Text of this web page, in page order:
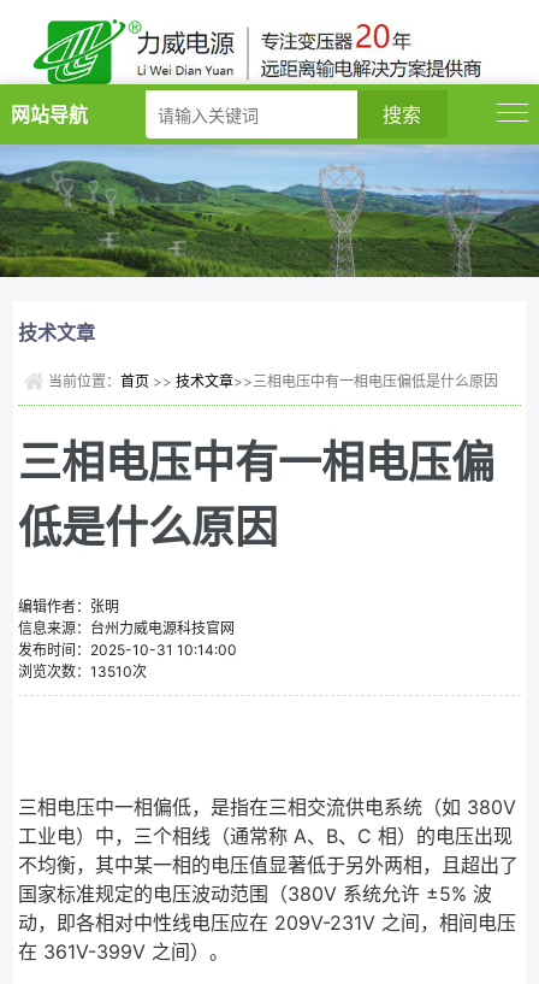
网站导航
技术文章
当前位置：首页 >>技术文章>>三相电压中有一相电压偏低是什么原因
三相电压中有一相电压偏
低是什么原因
编辑作者：张明
信息来源：台州力威电源科技官网
发布时间：2025-10-31 10:14:00
浏览次数：13510次
三相电压中一相偏低，是指在三相交流供电系统（如 380V
工业电）中，三个相线（通常称 A、B、C 相）的电压出现
不均衡，其中某一相的电压值显著低于另外两相，且超出了
国家标准规定的电压波动范围（380V 系统允许 ±5% 波
动，即各相对中性线电压应在 209V-231V 之间，相间电压
在 361V-399V 之间）。